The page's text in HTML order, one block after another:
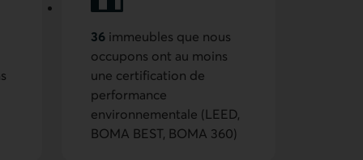
36 immeubles que nous
occupons ont au moins
une certification de
performance
environnementale (LEED,
BOMA BEST, BOMA 360)